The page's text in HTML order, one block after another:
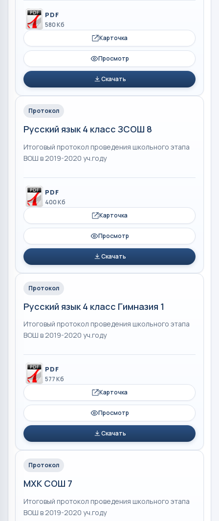
PDF
580 Кб
Карточка
Просмотр
Скачать
Протокол
Русский язык 4 класс ЗСОШ 8
Итоговый протокол проведения школьного этапа
ВОШ в 2019-2020 уч.году
PDF
400 Кб
Карточка
Просмотр
Скачать
Протокол
Русский язык 4 класс Гимназия 1
Итоговый протокол проведения школьного этапа
ВОШ в 2019-2020 уч.году
PDF
577 Кб
Карточка
Просмотр
Скачать
Протокол
МХК СОШ 7
Итоговый протокол проведения школьного этапа
ВОШ в 2019-2020 уч.году